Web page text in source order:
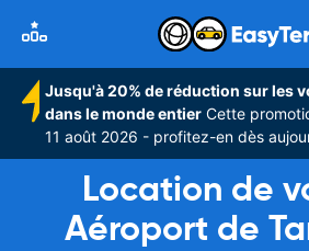
Jusqu'à 20% de réduction sur les
dans le monde entier Cette
11 août 2026 - profitez-en dès
Location de
Aéroport de